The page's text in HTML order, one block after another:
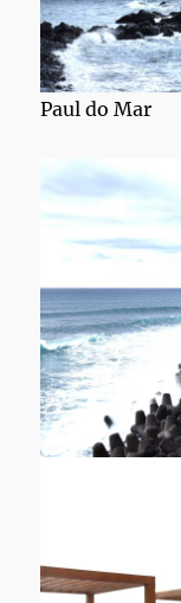
Paul do Mar